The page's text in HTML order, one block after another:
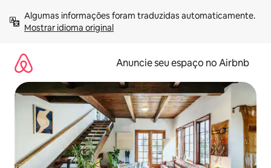
para
Mostrar idioma original
Anuncie seu espaço no Airbnb